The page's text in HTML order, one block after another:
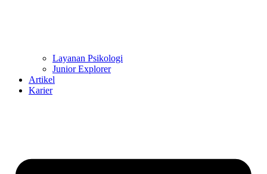
Layanan Psikologi
Junior Explorer
Artikel
Karier